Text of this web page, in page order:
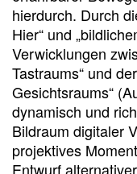
hierdurch. Durch
Hier“ und
Verwicklungen
Tastraums“ und
Gesichtsraums“
dynamisch und
Bildraum digitaler
projektives
Entwurf